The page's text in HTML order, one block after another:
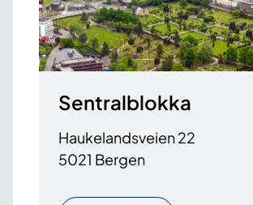
Sentralblokka
Haukelandsveien 22
5021 Bergen